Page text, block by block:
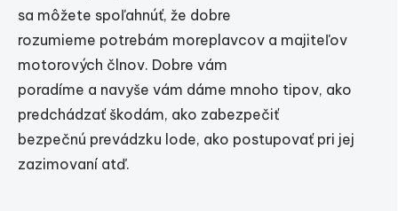
sa môžete spoľahnúť, že dobre
rozumieme potrebám moreplavcov a majiteľov
motorových člnov. Dobre vám
poradíme a navyše vám dáme mnoho tipov, ako
predchádzať škodám, ako zabezpečiť
bezpečnú prevádzku lode, ako postupovať pri jej
zazimovaní atď.